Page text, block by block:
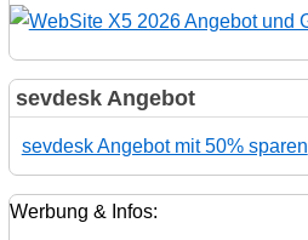
sevdesk Angebot
sevdesk Angebot mit 50% sparen
Werbung & Infos: